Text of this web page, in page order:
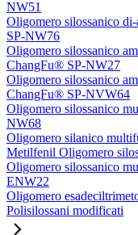
NW51
Oligomero silossanico
SP-NW76
Oligomero silossanico
ChangFu® SP-NW27
Oligomero silossanico
ChangFu® SP-NVW64
Oligomero silossanico
NW68
Oligomero silanico
Metilfenil Oligomero
Oligomero silossanico
ENW22
Oligomero
Polisilossani modificati